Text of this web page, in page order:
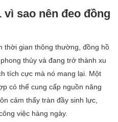
sao nên đeo đồng
thời gian thông thường, đồng hồ
thủy và đang trở thành xu
tích cực mà nó mang lại. Một
có thể cung cấp nguồn năng
cảm thấy tràn đầy sinh lực,
việc hàng ngày.